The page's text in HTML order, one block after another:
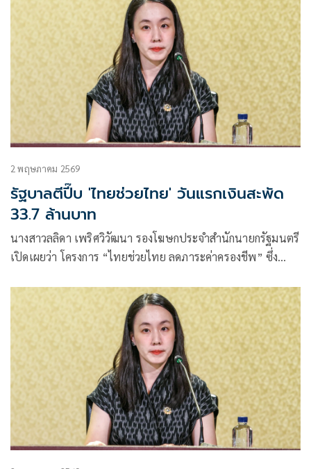
2 พฤษภาคม 2569
รัฐบาลตีปี๊บ 'ไทยช่วยไทย' วันแรกเงินสะพัด
33.7 ล้านบาท
นางสาวลลิดา เพริศวิวัฒนา รองโฆษกประจำสำนักนายกรัฐมนตรี
เปิดเผยว่า โครงการ “ไทยช่วยไทย ลดภาระค่าครองชีพ” ซึ่ง
ล้นหลามตั้งแต่วันแรก โดยมีประชาชนเข้าร่วมแล้วกว่า
283,894 คน ครอบคลุม 878 อำเภอ ใน 76 จังหวัด (ไม่รวม
กรุงเทพมหานคร)